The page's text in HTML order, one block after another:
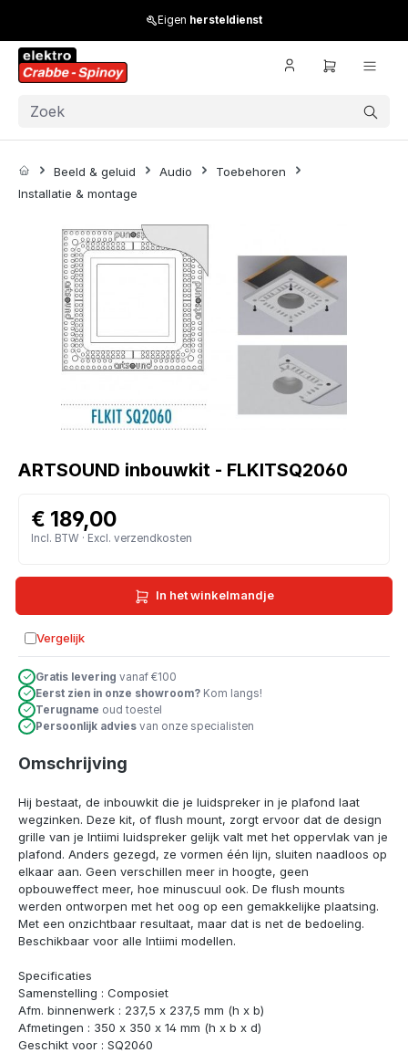
Eigen hersteldienst
Beeld & geluid Audio
Toebehoren
Installatie & montage
Skip image gallery
ARTSOUND inbouwkit - FLKITSQ2060
€ 189,00
Incl. BTW · Excl. verzendkosten
In het winkelmandje
Vergelijk
Toevoegen aan vergelijking
Gratis levering vanaf €100
Eerst zien in onze showroom? Kom langs!
Terugname oud toestel
Persoonlijk advies van onze specialisten
Omschrijving
Hij bestaat, de inbouwkit die je luidspreker in je plafond laat
wegzinken. Deze kit, of flush mount, zorgt ervoor dat de design
grille van je Intiimi luidspreker gelijk valt met het oppervlak van je
plafond. Anders gezegd, ze vormen één lijn, sluiten naadloos op
elkaar aan. Geen verschillen meer in hoogte, geen
opbouweffect meer, hoe minuscuul ook. De flush mounts
werden ontworpen met het oog op een gemakkelijke plaatsing.
Met een onzichtbaar resultaat, maar dat is net de bedoeling.
Beschikbaar voor alle Intiimi modellen.
Specificaties
Samenstelling : Composiet
Afm. binnenwerk : 237,5 x 237,5 mm (h x b)
Afmetingen : 350 x 350 x 14 mm (h x b x d)
Geschikt voor : SQ2060